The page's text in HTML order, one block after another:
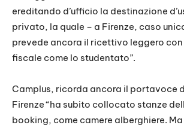
ereditando d’ufficio la destinazione
privato, la quale – a Firenze, caso
prevede ancora il ricettivo leggero
fiscale come lo studentato”.
Camplus, ricorda ancora il portavoce
Firenze “ha subito collocato stanze
booking, come camere alberghiere.